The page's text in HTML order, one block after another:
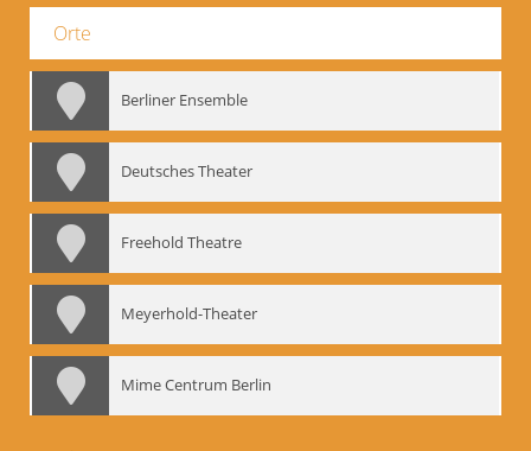
Orte
Berliner Ensemble
Deutsches Theater
Freehold Theatre
Meyerhold-Theater
Mime Centrum Berlin